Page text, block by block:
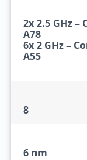
2x 2.5 GHz –
A78
6x 2 GHz –
A55
8
6 nm